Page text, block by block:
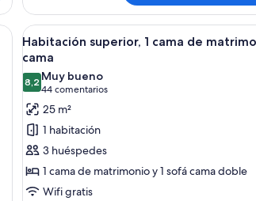
1
cama
de opacas
Abrir
todas
las
fotos
de
Habitación
superior,
1
cama
de
Una habitación
9
Habitación superior, 1 cama de
cama
8,28,2 de 10
Muy bueno
44 comentarios
(44 comentarios)
25 m²
1 habitación
3 huéspedes
1 cama de matrimonio y 1 sofá cama doble
Wifi gratis